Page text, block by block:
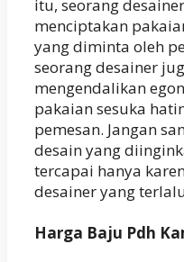
itu, seorang
menciptakan
yang diminta oleh
seorang desainer
mengendalikan
pakaian sesuka
pemesan. Jangan
desain yang
tercapai hanya
desainer yang
Harga Baju Pdh